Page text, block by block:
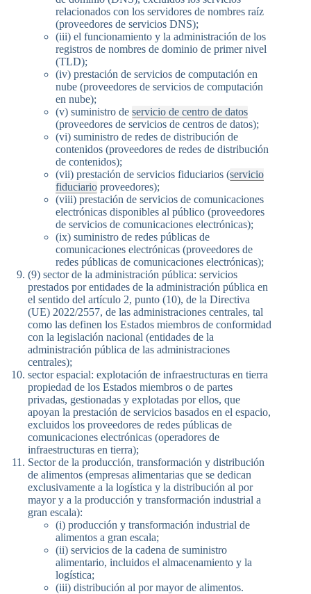
relacionados con los servidores de nombres raíz
(proveedores de servicios DNS);
(iii) el funcionamiento y la administración de los
registros de nombres de dominio de primer nivel
(TLD);
(iv) prestación de servicios de computación en
nube (proveedores de servicios de computación
en nube);
(v) suministro de servicio de centro de datos
(proveedores de servicios de centros de datos);
(vi) suministro de redes de distribución de
contenidos (proveedores de redes de distribución
de contenidos);
(vii) prestación de servicios fiduciarios (servicio
fiduciario proveedores);
(viii) prestación de servicios de comunicaciones
electrónicas disponibles al público (proveedores
de servicios de comunicaciones electrónicas);
(ix) suministro de redes públicas de
comunicaciones electrónicas (proveedores de
redes públicas de comunicaciones electrónicas);
(9) sector de la administración pública: servicios
prestados por entidades de la administración pública en
el sentido del artículo 2, punto (10), de la Directiva
(UE) 2022/2557, de las administraciones centrales, tal
como las definen los Estados miembros de conformidad
con la legislación nacional (entidades de la
administración pública de las administraciones
centrales);
sector espacial: explotación de infraestructuras en tierra
propiedad de los Estados miembros o de partes
privadas, gestionadas y explotadas por ellos, que
apoyan la prestación de servicios basados en el espacio,
excluidos los proveedores de redes públicas de
comunicaciones electrónicas (operadores de
infraestructuras en tierra);
Sector de la producción, transformación y distribución
de alimentos (empresas alimentarias que se dedican
exclusivamente a la logística y la distribución al por
mayor y a la producción y transformación industrial a
gran escala):
(i) producción y transformación industrial de
alimentos a gran escala;
(ii) servicios de la cadena de suministro
alimentario, incluidos el almacenamiento y la
logística;
(iii) distribución al por mayor de alimentos.